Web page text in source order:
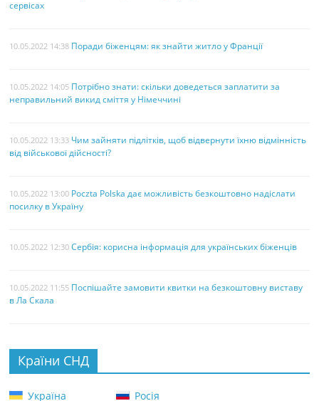
сервісах
10.05.2022 14:38 Поради біженцям: як знайти житло у Франції
10.05.2022 14:05 Потрібно знати: скільки доведеться заплатити за
неправильний викид сміття у Німеччині
10.05.2022 13:33 Чим зайняти підлітків, щоб відвернути їхню відмінність
від військової дійсності?
10.05.2022 13:00 Poczta Polska дає можливість безкоштовно надіслати
посилку в Україну
10.05.2022 12:30 Сербія: корисна інформація для українських біженців
10.05.2022 11:55 Поспішайте замовити квитки на безкоштовну виставу
в Ла Скала
Країни СНД
Україна
Росія